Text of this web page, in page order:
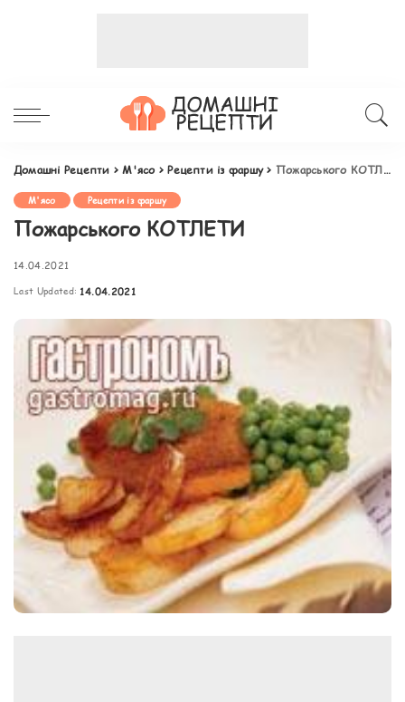
Домашні Рецепти >М'ясо>Рецепти із фаршу> Пожарського КОТЛЕТИ
М'ясо Рецепти із фаршу
Пожарського КОТЛЕТИ
14.04.2021
Last Updated: 14.04.2021